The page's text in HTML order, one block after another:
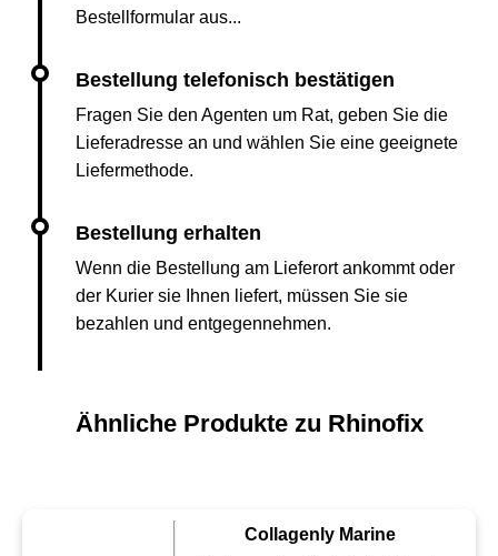
Bestellformular aus...
Fragen Sie den Agenten um Rat, geben Sie die
Lieferadresse an und wählen Sie eine geeignete
Liefermethode.
Wenn die Bestellung am Lieferort ankommt oder
der Kurier sie Ihnen liefert, müssen Sie sie
bezahlen und entgegennehmen.
Ähnliche Produkte zu Rhinofix
Collagenly Marine